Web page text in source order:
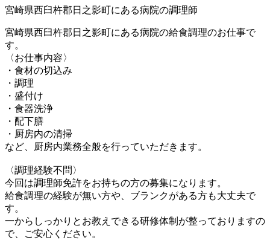
宮崎県西臼杵郡日之影町にある病院の調理師
宮崎県西臼杵郡日之影町にある病院の給食調理のお仕事で
す。
〈お仕事内容〉
・食材の切込み
・調理
・盛付け
・食器洗浄
・配下膳
・厨房内の清掃
など、厨房内業務全般を行っていただきます。
〈調理経験不問〉
今回は調理師免許をお持ちの方の募集になります。
給食調理の経験が無い方や、ブランクがある方も大丈夫で
す。
一からしっかりとお教えできる研修体制が整っておりますの
で、ご安心ください。